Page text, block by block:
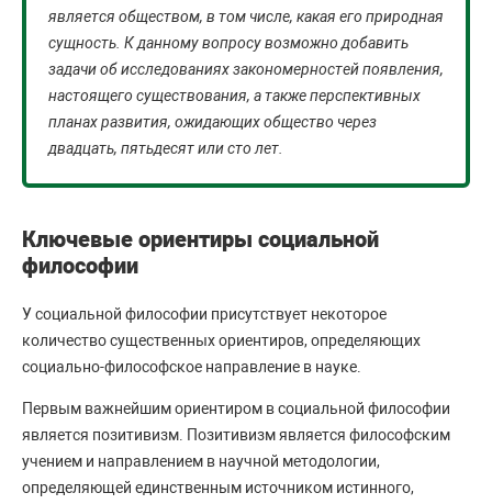
является обществом, в том числе, какая его природная
сущность. К данному вопросу возможно добавить
задачи об исследованиях закономерностей появления,
настоящего существования, а также перспективных
планах развития, ожидающих общество через
двадцать, пятьдесят или сто лет.
Ключевые ориентиры социальной
философии
У социальной философии присутствует некоторое
количество существенных ориентиров, определяющих
социально-философское направление в науке.
Первым важнейшим ориентиром в социальной философии
является позитивизм. Позитивизм является философским
учением и направлением в научной методологии,
определяющей единственным источником истинного,